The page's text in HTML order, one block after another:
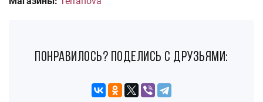
понравилось? поделись с друзьями: